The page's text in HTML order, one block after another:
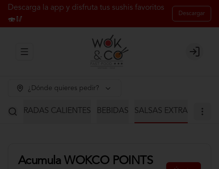
Descarga la app y disfruta tus sushis favoritos
🍣🥢
Descargar
Abrir menu de navegación Login
¿Dónde quieres pedir?
ENTRADAS CALIENTES BEBIDAS SALSAS EXTRA
Acumula WOKCO POINTS